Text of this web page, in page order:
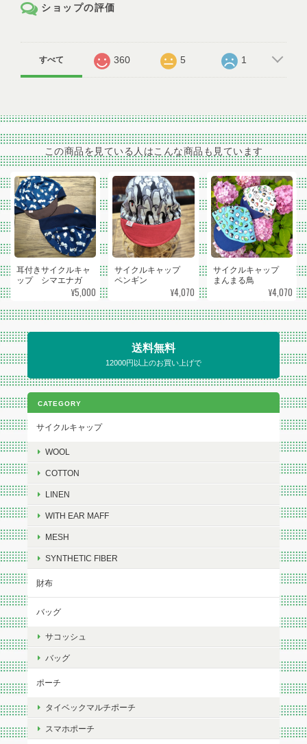
ショップの評価
すべて 360 5 1
この商品を見ている人はこんな商品も見ています
耳付きサイクルキャ
ップ シマエナガ
¥5,000
サイクルキャップ
ペンギン
¥4,070
サイクルキャップ
まんまる鳥
¥4,070
送料無料
12000円以上のお買い上げで
CATEGORY
サイクルキャップ
WOOL
COTTON
LINEN
WITH EAR MAFF
MESH
SYNTHETIC FIBER
財布
バッグ
サコッシュ
バッグ
ポーチ
タイベックマルチポーチ
スマホポーチ